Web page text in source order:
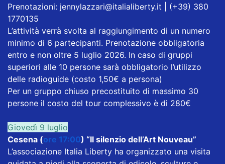
Prenotazioni: jennylazzari@italialiberty.it | (+39) 380
1770135
L’attività verrà svolta al raggiungimento di un numero
minimo di 6 partecipanti. Prenotazione obbligatoria
entro e non oltre 5 luglio 2026. In caso di gruppi
superiori alle 10 persone sarà obbligatorio l’utilizzo
delle radioguide (costo 1,50€ a persona)
Per un gruppo chiuso precostituito di massimo 30
persone il costo del tour complessivo è di 280€
Giovedì 9 luglio
Cesena (ore 17:00) “Il silenzio dell’Art Nouveau”
L’associazione Italia Liberty ha organizzato una visita